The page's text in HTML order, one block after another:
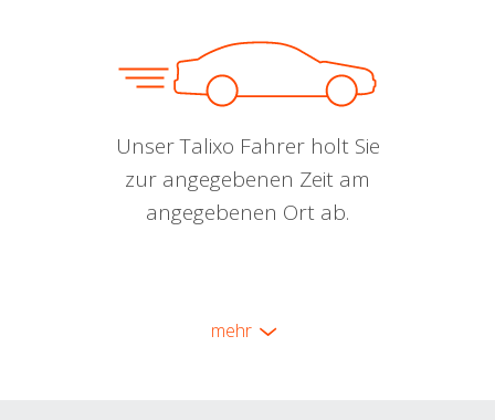
Unser Talixo Fahrer holt Sie
zur angegebenen Zeit am
angegebenen Ort ab.
mehr